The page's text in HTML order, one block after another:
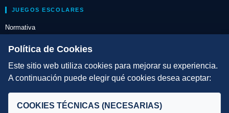
JUEGOS ESCOLARES
Normativa
Escuelas de Triatlón
DIRECCIÓN TÉCNICA
Selecciones
Política de Cookies
Este sitio web utiliza cookies para mejorar su experiencia.
A continuación puede elegir qué cookies desea aceptar:
COOKIES TÉCNICAS (NECESARIAS)